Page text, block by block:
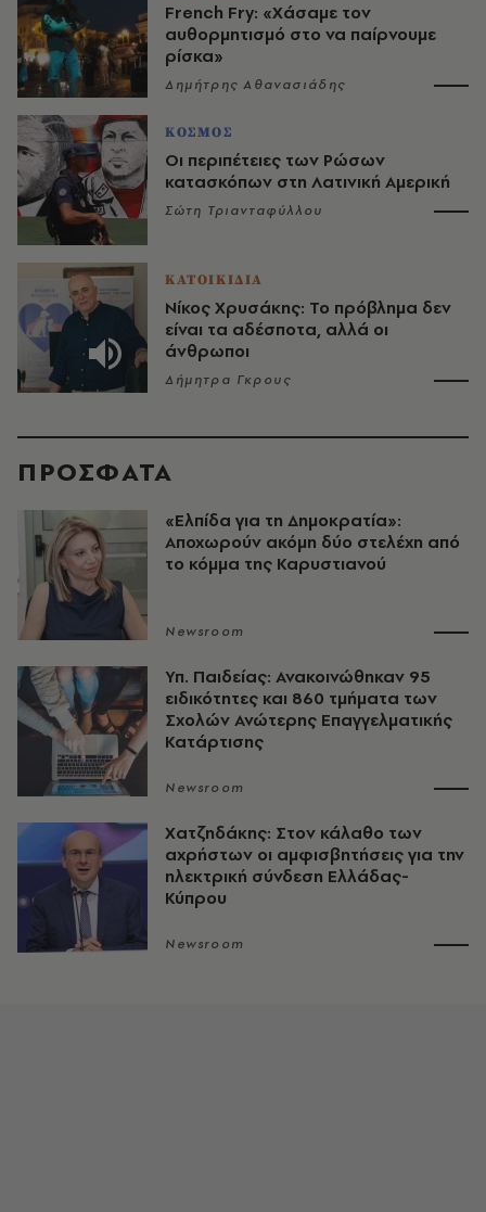
French Fry: «Χάσαμε τον
αυθορμητισμό στο να παίρνουμε
ρίσκα»
Δημήτρης Αθανασιάδης
ΚΟΣΜΟΣ
Οι περιπέτειες των Ρώσων
κατασκόπων στη Λατινική Αμερική
Σώτη Τριανταφύλλου
ΚΑΤΟΙΚΙΔΙΑ
Νίκος Χρυσάκης: Το πρόβλημα δεν
είναι τα αδέσποτα, αλλά οι
άνθρωποι
Δήμητρα Γκρους
ΠΡΟΣΦΑΤΑ
«Ελπίδα για τη Δημοκρατία»:
Αποχωρούν ακόμη δύο στελέχη από
το κόμμα της Καρυστιανού
Newsroom
Υπ. Παιδείας: Ανακοινώθηκαν 95
ειδικότητες και 860 τμήματα των
Σχολών Ανώτερης Επαγγελματικής
Κατάρτισης
Newsroom
Χατζηδάκης: Στον κάλαθο των
αχρήστων οι αμφισβητήσεις για την
ηλεκτρική σύνδεση Ελλάδας-
Κύπρου
Newsroom